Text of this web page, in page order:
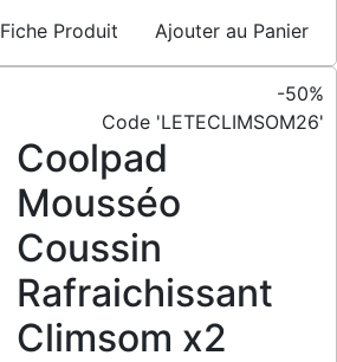
Fiche Produit Ajouter au Panier
-50%
Code 'LETECLIMSOM26'
Coolpad
Mousséo
Coussin
Rafraichissant
Climsom x2